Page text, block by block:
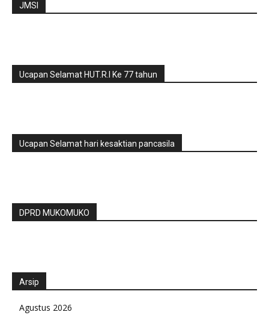
JMSI
Ucapan Selamat HUT.R.I Ke 77 tahun
Ucapan Selamat hari kesaktian pancasila
DPRD MUKOMUKO
Arsip
Agustus 2026